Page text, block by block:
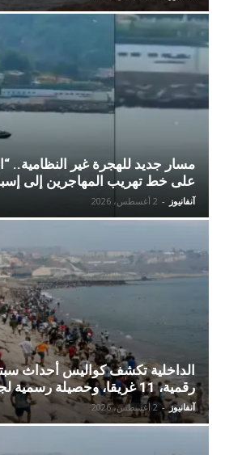
مسار جديد للهجرة غير
على خط تهريب المهاجرين إلى
آنفانيوز - 2 أغسطس، 2026
الداخلية تكشف كواليس أحداث
رقمية، 11 غريقا، وحصيلة رسمية لجهود الرصد
آنفانيوز - 2 أغسطس، 2026